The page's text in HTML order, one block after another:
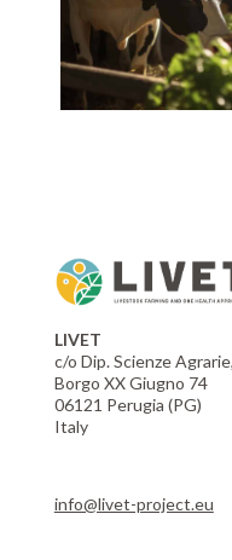
LIVET
c/o Dip. Scienze
Borgo XX Giugno 74
06121 Perugia (PG)
Italy
info@livet-project.eu